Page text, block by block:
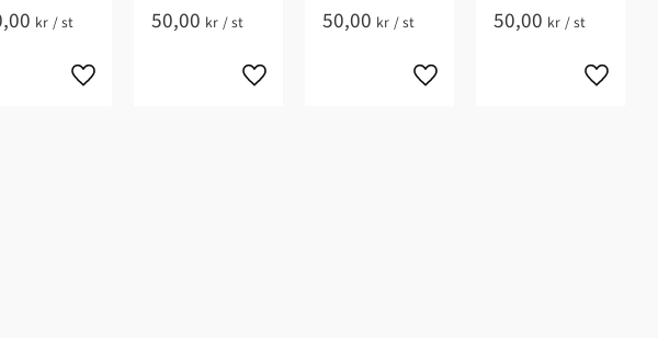
kr /st 50,00 kr /st 50,00 kr /st 50,00 kr /st